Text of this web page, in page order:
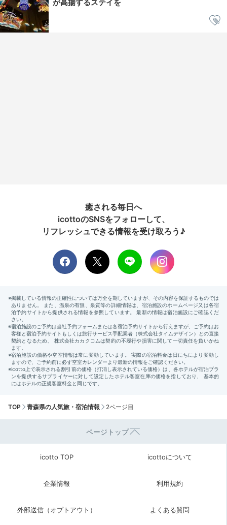
が高揚するステイを
癒される毎日へ
icottoのSNSをフォローして、
リフレッシュできる情報を受け取ろう♪
TOP 青森県の人気旅・宿泊情報 2ページ目
ページトップ
icotto TOP icottoについて
企業情報 利用規約
外部送信（オプトアウト） よくある質問